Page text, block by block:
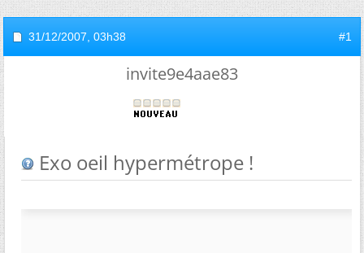
31/12/2007, 03h38 #1
invite9e4aae83
Exo oeil hypermétrope !